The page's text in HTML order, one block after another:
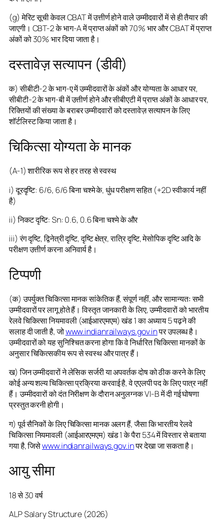
(g) मेरिट सूची केवल CBAT में उत्तीर्ण होने वाले उम्मीदवारों में से ही तैयार की
जाएगी। CBT-2 के भाग-A में प्राप्त अंकों को 70% भार और CBAT में प्राप्त
अंकों को 30% भार दिया जाता है।
दस्तावेज़ सत्यापन (डीवी)
क) सीबीटी-2 के भाग-ए में उम्मीदवारों के अंकों और योग्यता के आधार पर,
सीबीटी-2 के भाग-बी में उत्तीर्ण होने और सीबीएटी में प्राप्त अंकों के आधार पर,
रिक्तियों की संख्या के बराबर उम्मीदवारों को दस्तावेज़ सत्यापन के लिए
शॉर्टलिस्ट किया जाता है।
चिकित्सा योग्यता के मानक
(A-1) शारीरिक रूप से हर तरह से स्वस्थ
i) दूरदृष्टि: 6/6, 6/6 बिना चश्मे के, धुंध परीक्षण सहित (+2D स्वीकार्य नहीं
है)
ii) निकट दृष्टि: Sn: 0.6, 0.6 बिना चश्मे के और
iii) रंग दृष्टि, द्विनेत्री दृष्टि, दृष्टि क्षेत्र, रात्रि दृष्टि, मेसोपिक दृष्टि आदि के
परीक्षण उत्तीर्ण करना अनिवार्य है।
टिप्पणी
(क) उपर्युक्त चिकित्सा मानक सांकेतिक हैं, संपूर्ण नहीं, और सामान्यतः सभी
उम्मीदवारों पर लागू होते हैं। विस्तृत जानकारी के लिए, उम्मीदवारों को भारतीय
रेलवे चिकित्सा नियमावली (आईआरएमएम) खंड 1 का अध्याय 5 पढ़ने की
सलाह दी जाती है, जोwww.indianrailways.gov.inपर उपलब्ध है।
उम्मीदवारों को यह सुनिश्चित करना होगा कि वे निर्धारित चिकित्सा मानकों के
अनुसार चिकित्सकीय रूप से स्वस्थ और पात्र हैं।
ख) जिन उम्मीदवारों ने लेसिक सर्जरी या अपवर्तक दोष को ठीक करने के लिए
कोई अन्य शल्य चिकित्सा प्रक्रिया करवाई है, वे एएलपी पद के लिए पात्र नहीं
हैं। उम्मीदवारों को दंत निरीक्षण के दौरान अनुलग्नक VI-B में दी गई घोषणा
प्रस्तुत करनी होगी।
ग) पूर्व सैनिकों के लिए चिकित्सा मानक अलग हैं, जैसा कि भारतीय रेलवे
चिकित्सा नियमावली (आईआरएमएम) खंड 1 के पैरा 534 में विस्तार से बताया
गया है, जिसेwww.indianrailways.gov.inपर देखा जा सकता है।
आयु सीमा
18 से 30 वर्ष
ALP Salary Structure (2026)